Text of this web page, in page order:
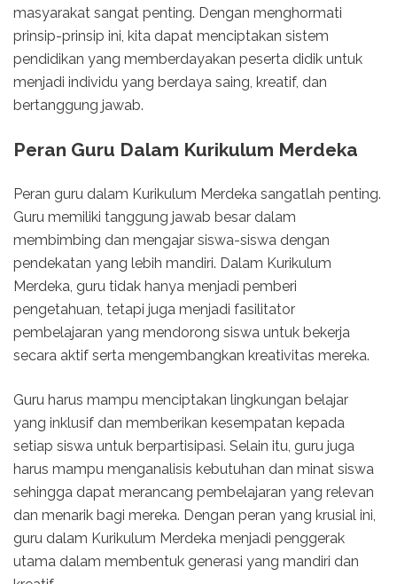
masyarakat sangat penting. Dengan menghormati
prinsip-prinsip ini, kita dapat menciptakan sistem
pendidikan yang memberdayakan peserta didik untuk
menjadi individu yang berdaya saing, kreatif, dan
bertanggung jawab.
Peran Guru Dalam Kurikulum Merdeka
Peran guru dalam Kurikulum Merdeka sangatlah penting.
Guru memiliki tanggung jawab besar dalam
membimbing dan mengajar siswa-siswa dengan
pendekatan yang lebih mandiri. Dalam Kurikulum
Merdeka, guru tidak hanya menjadi pemberi
pengetahuan, tetapi juga menjadi fasilitator
pembelajaran yang mendorong siswa untuk bekerja
secara aktif serta mengembangkan kreativitas mereka.
Guru harus mampu menciptakan lingkungan belajar
yang inklusif dan memberikan kesempatan kepada
setiap siswa untuk berpartisipasi. Selain itu, guru juga
harus mampu menganalisis kebutuhan dan minat siswa
sehingga dapat merancang pembelajaran yang relevan
dan menarik bagi mereka. Dengan peran yang krusial ini,
guru dalam Kurikulum Merdeka menjadi penggerak
utama dalam membentuk generasi yang mandiri dan